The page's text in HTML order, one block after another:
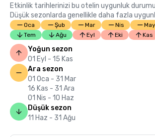
Etkinlik tarihlerinizi bu otelin uygunluk
Düşük sezonlarda genellikle daha fazla
Oca Şub Mar Nis May
Tem
Ağu Eyl Eki Kas
Yoğun sezon
01 Eyl - 15 Kas
Ara sezon
01 Oca - 31 Mar
16 Kas - 31 Ara
01 Nis - 10 Haz
Düşük sezon
11 Haz - 31 Ağu